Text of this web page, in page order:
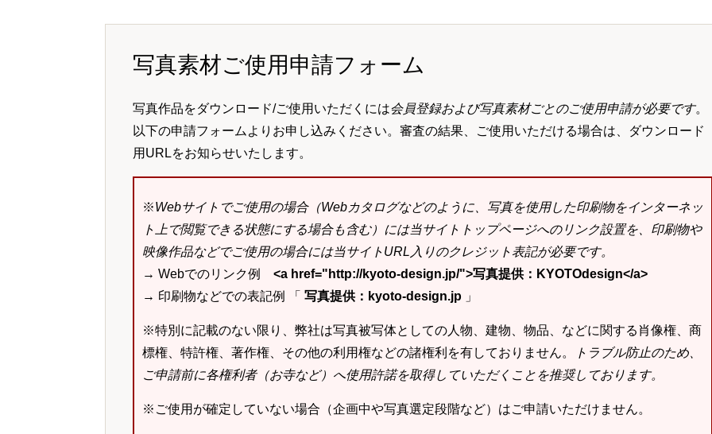
写真素材ご使用申請フォーム
写真作品をダウンロード/ご使用いただくには会員登録および写真素材ごとのご使用申請が必要です。
以下の申請フォームよりお申し込みください。審査の結果、ご使用いただける場合は、ダウンロード
用URLをお知らせいたします。
※Webサイトでご使用の場合（Webカタログなどのように、写真を使用した印刷物をインターネッ
ト上で閲覧できる状態にする場合も含む）には当サイトトップページへのリンク設置を、印刷物や
映像作品などでご使用の場合には当サイトURL入りのクレジット表記が必要です。
→ Webでのリンク例 <a href="http://kyoto-design.jp/">写真提供：KYOTOdesign</a>
→ 印刷物などでの表記例 「 写真提供：kyoto-design.jp 」
※特別に記載のない限り、弊社は写真被写体としての人物、建物、物品、などに関する肖像権、商
標権、特許権、著作権、その他の利用権などの諸権利を有しておりません。
トラブル防止のため、
ご申請前に各権利者（お寺など）へ使用許諾を取得していただくことを推奨しております。
※ご使用が確定していない場合（企画中や写真選定段階など）はご申請いただけません。